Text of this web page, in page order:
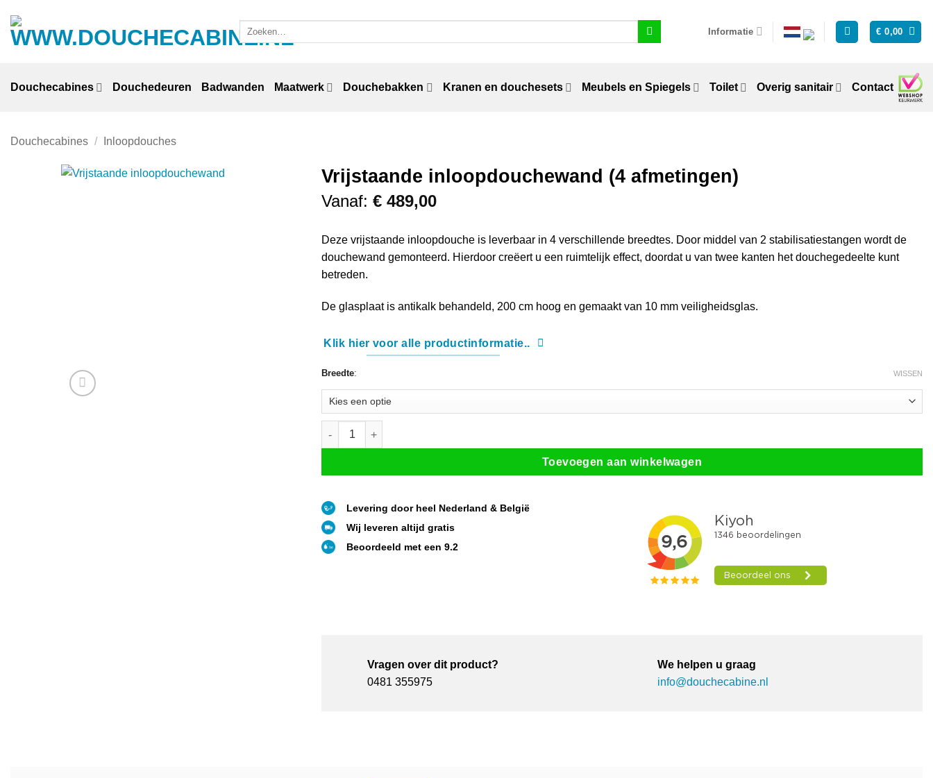
naar
inhoud
Zoeken
naar:
Informatie € 0,00
Douchecabines Douchedeuren Badwanden Maatwerk Douchebakken Kranen en douchesets Meubels en Spiegels Toilet Overig sanitair Contact
Douchecabines / Inloopdouches
Vrijstaande inloopdouchewand (4 afmetingen)
Vanaf: € 489,00
Deze vrijstaande inloopdouche is leverbaar in 4 verschillende breedtes. Door middel van 2 stabilisatiestangen wordt de
douchewand gemonteerd. Hierdoor creëert u een ruimtelijk effect, doordat u van twee kanten het douchegedeelte kunt
betreden.
De glasplaat is antikalk behandeld, 200 cm hoog en gemaakt van 10 mm veiligheidsglas.
Klik hier voor alle productinformatie..
Breedte: WISSEN
Vrijstaande inloopdouchewand (4 afmetingen) aantal
Toevoegen aan winkelwagen
Levering door heel Nederland & België
Wij leveren altijd gratis
Beoordeeld met een 9.2
Vragen over dit product?
0481 355975
We helpen u graag
info@douchecabine.nl